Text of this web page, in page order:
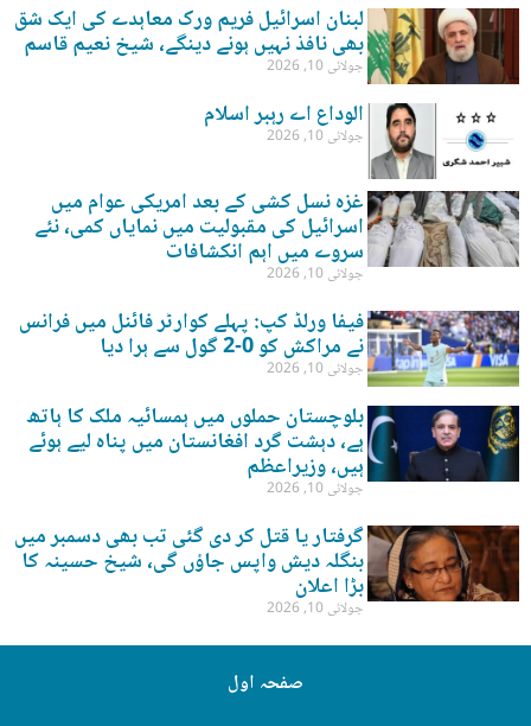
لبنان اسرائیل فریم ورک معاہدے کی ایک شق
بھی نافذ نہیں ہونے دینگے، شیخ نعیم قاسم
جولائی 10, 2026
الوداع اے رہبر اسلام
جولائی 10, 2026
غزہ نسل کشی کے بعد امریکی عوام میں
اسرائیل کی مقبولیت میں نمایاں کمی، نئے
سروے میں اہم انکشافات
جولائی 10, 2026
فیفا ورلڈ کپ: پہلے کوارٹر فائنل میں فرانس
نے مراکش کو 0-2 گول سے ہرا دیا
جولائی 10, 2026
بلوچستان حملوں میں ہمسائیہ ملک کا ہاتھ
ہے، دہشت گرد افغانستان میں پناہ لیے ہوئے
ہیں، وزیراعظم
جولائی 10, 2026
گرفتار یا قتل کر دی گئی تب بھی دسمبر میں
بنگلہ دیش واپس جاؤں گی، شیخ حسینہ کا
بڑا اعلان
جولائی 10, 2026
صفحہ اول